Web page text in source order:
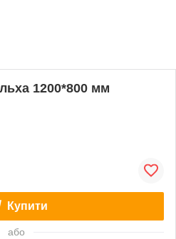
1200*800 мм
Купити
або